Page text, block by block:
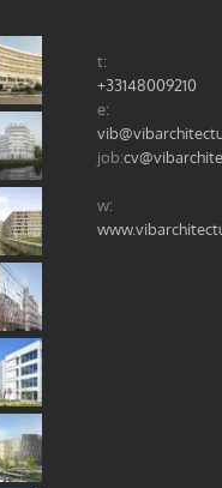
t:
+33148009210
e:
job:
w: